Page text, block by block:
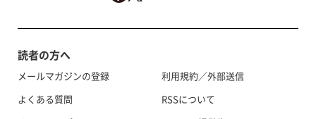
読者の方へ
メールマガジンの登録
よくある質問
利用規約／外部送信
RSSについて